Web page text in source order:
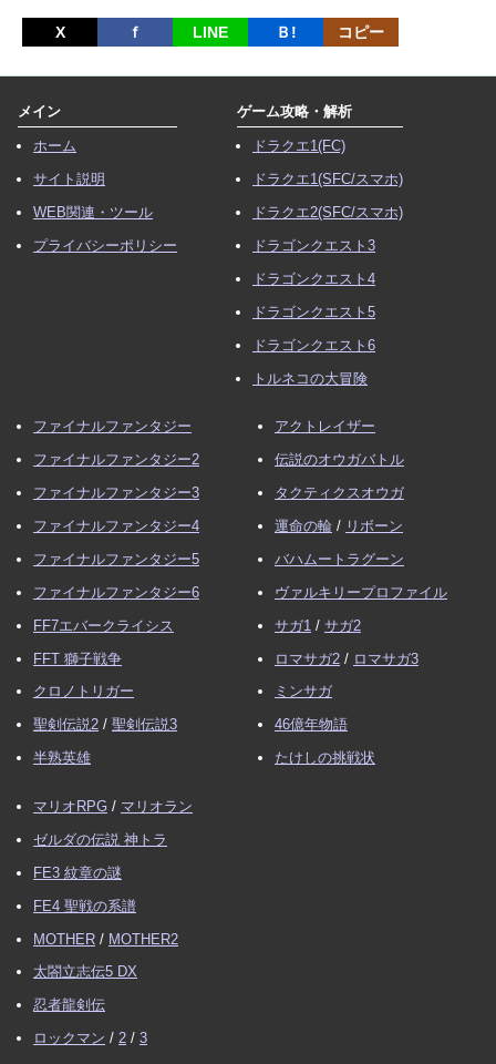
X ｆ LINE Ｂ! コピー
メイン
ホーム
サイト説明
WEB関連・ツール
プライバシーポリシー
ゲーム攻略・解析
ドラクエ1(FC)
ドラクエ1(SFC/スマホ)
ドラクエ2(SFC/スマホ)
ドラゴンクエスト3
ドラゴンクエスト4
ドラゴンクエスト5
ドラゴンクエスト6
トルネコの大冒険
ファイナルファンタジー
ファイナルファンタジー2
ファイナルファンタジー3
ファイナルファンタジー4
ファイナルファンタジー5
ファイナルファンタジー6
FF7エバークライシス
FFT 獅子戦争
クロノトリガー
聖剣伝説2 / 聖剣伝説3
半熟英雄
アクトレイザー
伝説のオウガバトル
タクティクスオウガ
運命の輪 / リボーン
バハムートラグーン
ヴァルキリープロファイル
サガ1 / サガ2
ロマサガ2 / ロマサガ3
ミンサガ
46億年物語
たけしの挑戦状
マリオRPG / マリオラン
ゼルダの伝説 神トラ
FE3 紋章の謎
FE4 聖戦の系譜
MOTHER / MOTHER2
太閤立志伝5 DX
忍者龍剣伝
ロックマン / 2 / 3